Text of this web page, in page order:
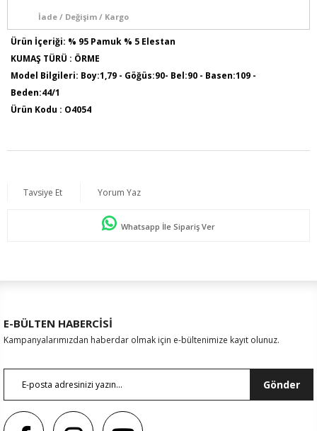
İade / Değişim / Kargo
Ürün İçeriği: % 95 Pamuk % 5 Elestan
KUMAŞ TÜRÜ : ÖRME
Model Bilgileri: Boy:1,79 - Göğüs:90- Bel:90 - Basen:109 -
Beden:44/1
Ürün Kodu : O4054
Tavsiye Et Yorum Yaz
Whatsapp İle Sipariş Ver
E-BÜLTEN HABERCİSİ
Kampanyalarımızdan haberdar olmak için e-bültenimize kayıt olunuz.
Gönder